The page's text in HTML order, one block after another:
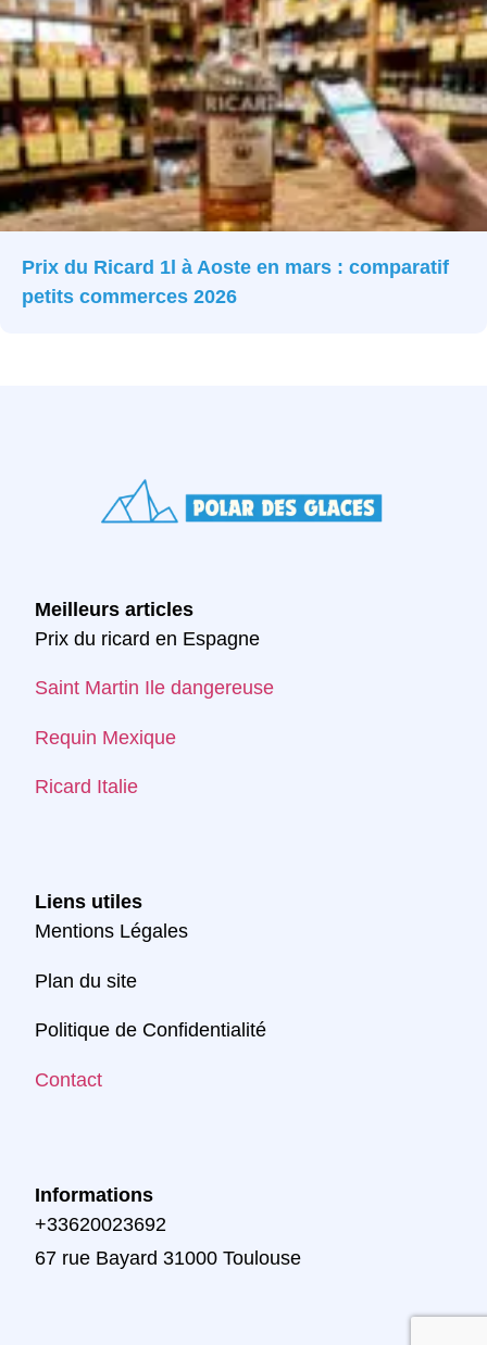
Prix du Ricard 1l à Aoste en mars : comparatif
petits commerces 2026
Meilleurs articles
Prix du ricard en Espagne
Saint Martin Ile dangereuse
Requin Mexique
Ricard Italie
Liens utiles
Mentions Légales
Plan du site
Politique de Confidentialité
Contact
Informations
+33620023692
67 rue Bayard 31000 Toulouse